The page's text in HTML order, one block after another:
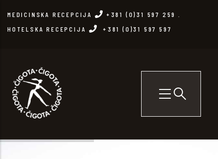
MEDICINSKA RECEPCIJA +381 (0)31 597 259
HOTELSKA RECEPCIJA
+381 (0)31 597 597